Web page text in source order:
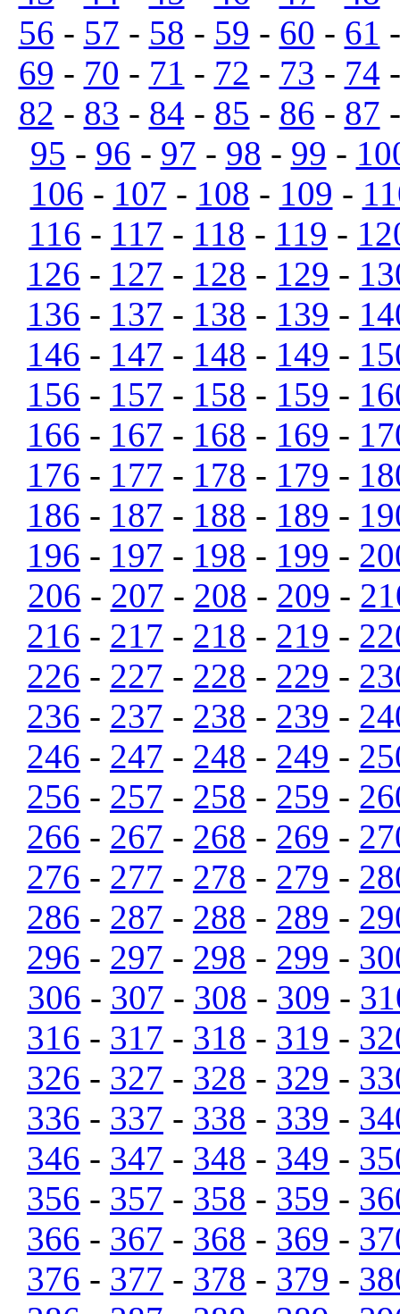
56 - 57 - 58 - 59 - 60 - 61
69 - 70 - 71 - 72 - 73 - 74
82 - 83 - 84 - 85 - 86 - 87
95 - 96 - 97 - 98 - 99 -
106 - 107 - 108 - 109 -
116 - 117 - 118 - 119 -
126 - 127 - 128 - 129 -
136 - 137 - 138 - 139 -
146 - 147 - 148 - 149 -
156 - 157 - 158 - 159 -
166 - 167 - 168 - 169 -
176 - 177 - 178 - 179 -
186 - 187 - 188 - 189 -
196 - 197 - 198 - 199 -
206 - 207 - 208 - 209 -
216 - 217 - 218 - 219 -
226 - 227 - 228 - 229 -
236 - 237 - 238 - 239 -
246 - 247 - 248 - 249 -
256 - 257 - 258 - 259 -
266 - 267 - 268 - 269 -
276 - 277 - 278 - 279 -
286 - 287 - 288 - 289 -
296 - 297 - 298 - 299 -
306 - 307 - 308 - 309 -
316 - 317 - 318 - 319 -
326 - 327 - 328 - 329 -
336 - 337 - 338 - 339 -
346 - 347 - 348 - 349 -
356 - 357 - 358 - 359 -
366 - 367 - 368 - 369 -
376 - 377 - 378 - 379 -